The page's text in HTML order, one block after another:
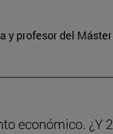
profesor del
económico. ¿Y